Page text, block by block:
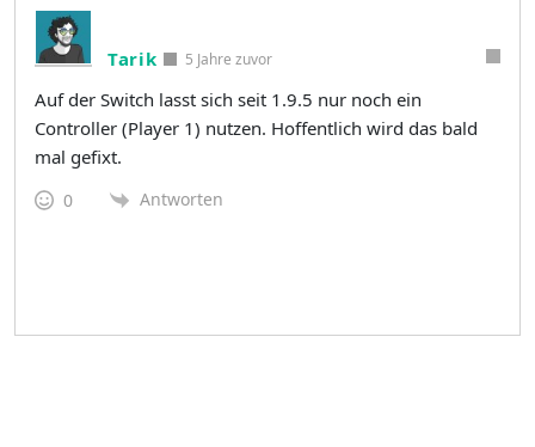
Tarik 5 Jahre zuvor
Auf der Switch lasst sich seit 1.9.5 nur noch ein
Controller (Player 1) nutzen. Hoffentlich wird das bald
mal gefixt.
0 Antworten